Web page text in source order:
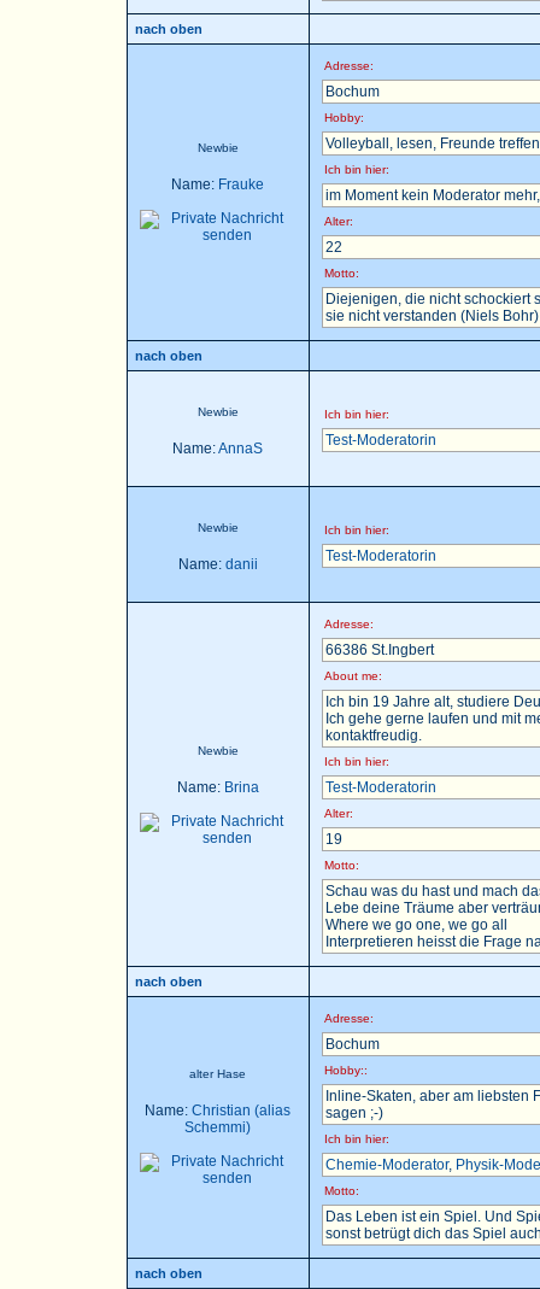
nach oben
Newbie
Name: Frauke
Adresse:
Bochum
Hobby:
Volleyball, lesen, Freunde
Ich bin hier:
im Moment kein Moderator
Alter:
22
Motto:
Diejenigen, die nicht schockiert
sie nicht verstanden (Niels Bohr)
nach oben
Newbie
Name:AnnaS
Ich bin hier:
Test-Moderatorin
Newbie
Name: danii
Ich bin hier:
Test-Moderatorin
Newbie
Name: Brina
Adresse:
66386 St.Ingbert
About me:
Ich bin 19 Jahre alt, studiere
Ich gehe gerne laufen und mit
kontaktfreudig.
Ich bin hier:
Test-Moderatorin
Alter:
19
Motto:
Schau was du hast und mach
Lebe deine Träume aber
Where we go one, we go all
Interpretieren heisst die Frage
nach oben
alter Hase
Name: Christian (alias
Schemmi)
Adresse:
Bochum
Hobby::
Inline-Skaten, aber am liebsten
sagen ;-)
Ich bin hier:
Chemie-Moderator, Physik-
Motto:
Das Leben ist ein Spiel. Und
sonst betrügt dich das Spiel
nach oben